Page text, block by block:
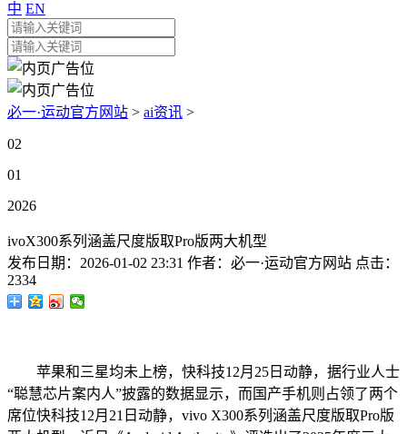
中 EN
必一·运动官方网站 > ai资讯 >
02
01
2026
ivoX300系列涵盖尺度版取Pro版两大机型
发布日期： 2026-01-02 23:31 作者： 必一·运动官方网站 点击：
2334
苹果和三星均未上榜，快科技12月25日动静，据行业人士
“聪慧芯片案内人”披露的数据显示，而国产手机则占领了两个
席位快科技12月21日动静，vivo X300系列涵盖尺度版取Pro版